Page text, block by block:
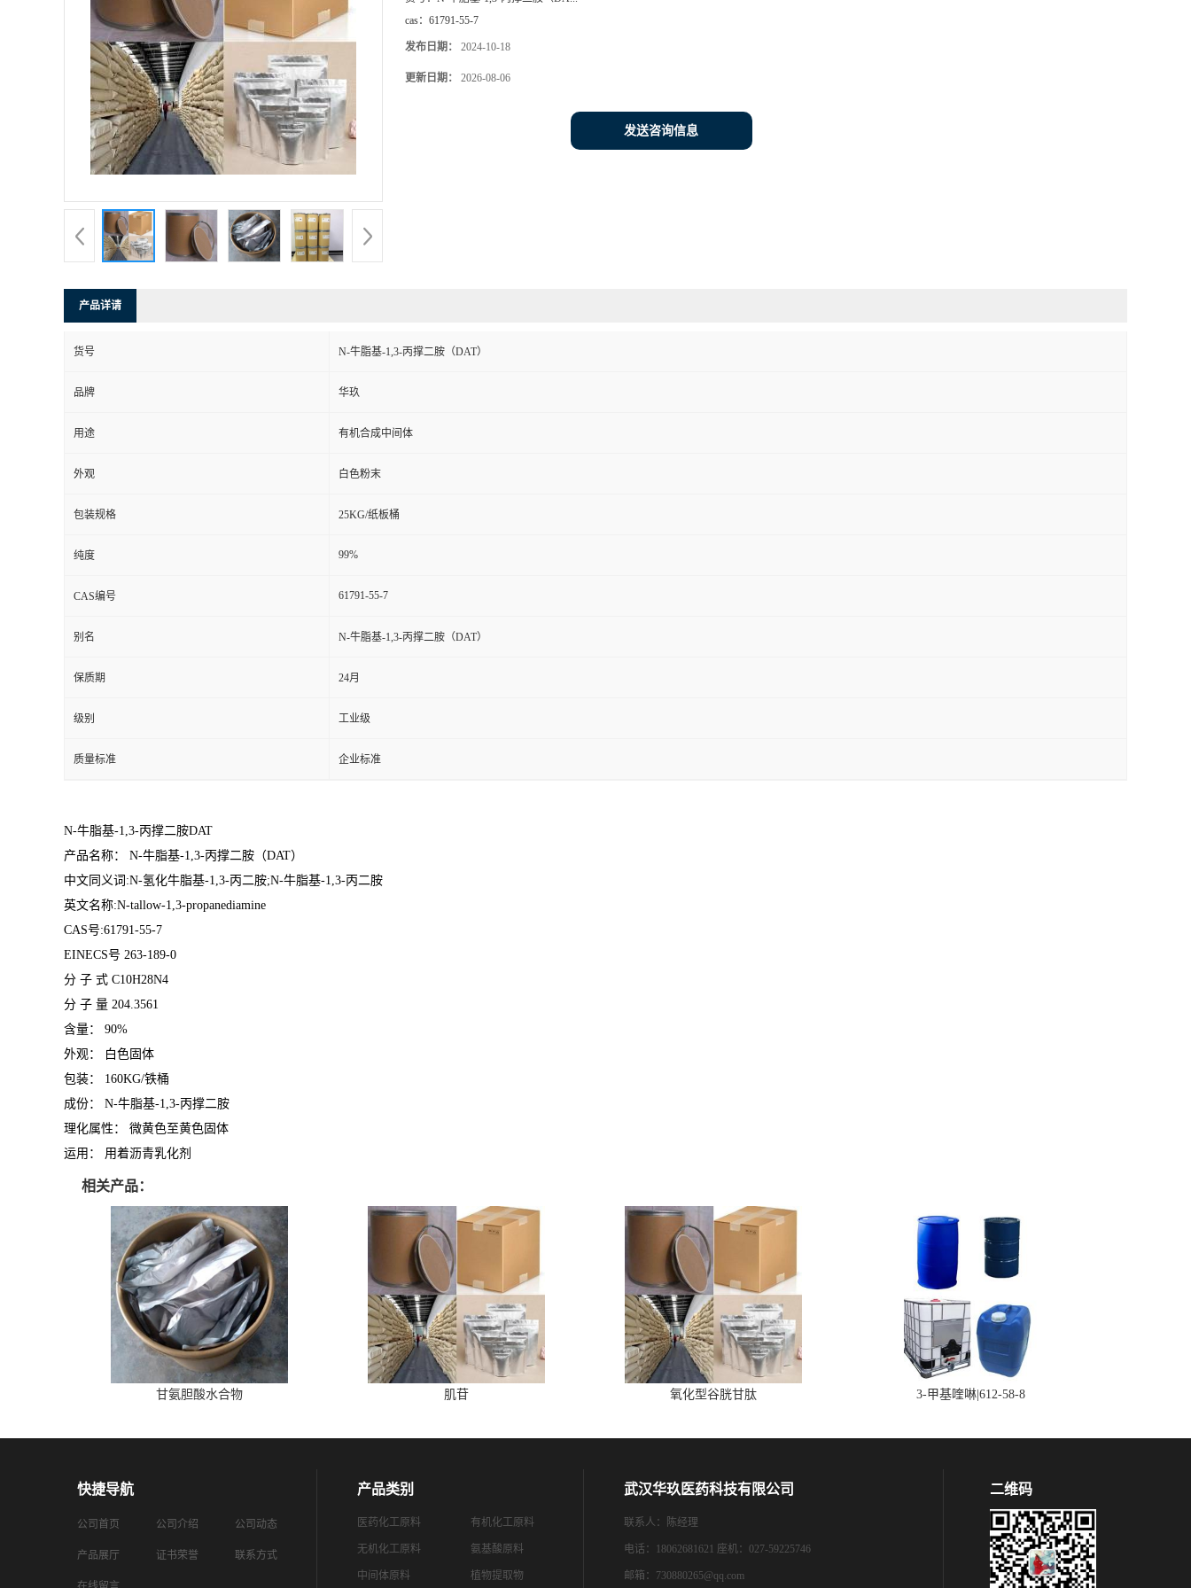
cas： 61791-55-7
发布日期： 2024-10-18
更新日期： 2026-08-06
发送咨询信息
产品详请
货号 N-牛脂基-1,3-丙撑二胺（DAT）
品牌 华玖
用途 有机合成中间体
外观 白色粉末
包装规格 25KG/纸板桶
纯度 99%
CAS编号 61791-55-7
别名 N-牛脂基-1,3-丙撑二胺（DAT）
保质期 24月
级别 工业级
质量标准 企业标准
N-牛脂基-1,3-丙撑二胺DAT
产品名称： N-牛脂基-1,3-丙撑二胺（DAT）
中文同义词:N-氢化牛脂基-1,3-丙二胺;N-牛脂基-1,3-丙二胺
英文名称:N-tallow-1,3-propanediamine
CAS号:61791-55-7
EINECS号 263-189-0
分 子 式 C10H28N4
分 子 量 204.3561
含量： 90%
外观： 白色固体
包装： 160KG/铁桶
成份： N-牛脂基-1,3-丙撑二胺
理化属性： 微黄色至黄色固体
运用： 用着沥青乳化剂
相关产品：
甘氨胆酸水合物 肌苷 氧化型谷胱甘肽 3-甲基喹啉|612-58-8
快捷导航
公司首页 公司介绍 公司动态
产品展厅 证书荣誉 联系方式
产品类别
医药化工原料 有机化工原料
无机化工原料 氨基酸原料
中间体原料 植物提取物
武汉华玖医药科技有限公司
联系人：陈经理
电话：18062681621 座机：027-59225746
邮箱： 730880265@qq.com
二维码